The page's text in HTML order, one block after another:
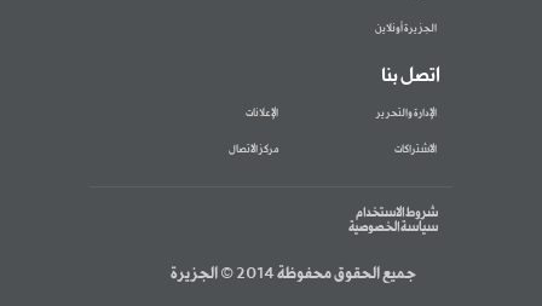
الجزيرة أونلاين
اتصل بنا
الإدارة والتحرير الإعلانات
الاشتراكات مركز الاتصال
شروط الاستخدام
سياسة الخصوصية
جميع الحقوق محفوظة 2014 © الجزيرة